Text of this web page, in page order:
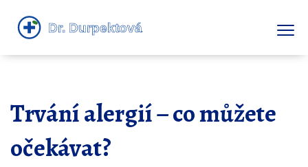
Trvání alergií – co můžete
očekávat?